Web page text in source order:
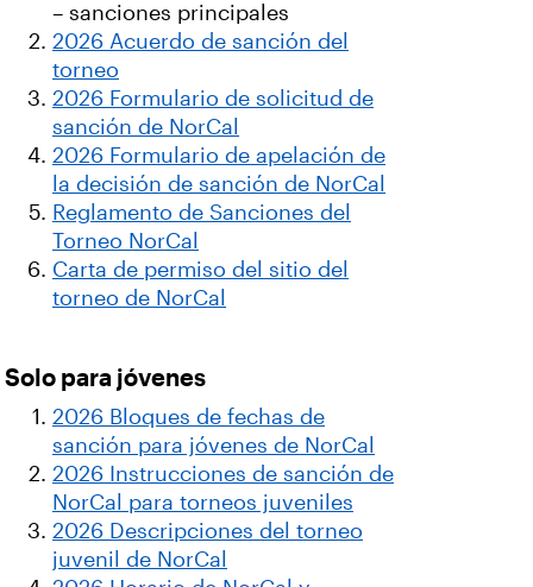
– sanciones principales
2026 Acuerdo de sanción del
torneo
2026 Formulario de solicitud de
sanción de NorCal
2026 Formulario de apelación de
la decisión de sanción de NorCal
Reglamento de Sanciones del
Torneo NorCal
Carta de permiso del sitio del
torneo de NorCal
Solo para jóvenes
2026 Bloques de fechas de
sanción para jóvenes de NorCal
2026 Instrucciones de sanción de
NorCal para torneos juveniles
2026 Descripciones del torneo
juvenil de NorCal